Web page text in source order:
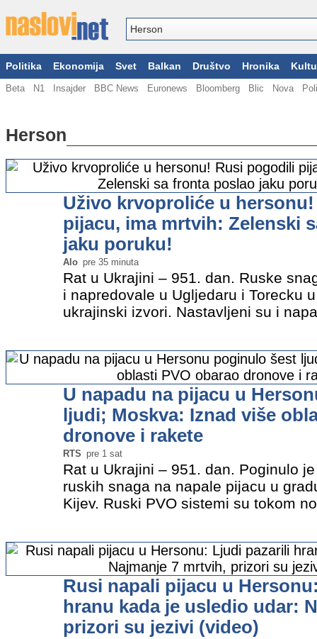
Politika Ekonomija Svet Balkan Društvo Hronika
Beta N1 Insajder BBC News Euronews Bloomberg Blic Nova
Herson
Uživo krvoproliće u
pijacu, ima mrtvih: Zelenski
jaku poruku!
Alo pre 35 minuta
Rat u Ukrajini – 951. dan. Ruske
i napredovale u Ugljedaru i Torecku
ukrajinski izvori. Nastavljeni su i
U napadu na pijacu u
ljudi; Moskva: Iznad više
dronove i rakete
RTS pre 1 sat
Rat u Ukrajini – 951. dan. Poginulo
ruskih snaga na napale pijacu u
Kijev. Ruski PVO sistemi su tokom
Rusi napali pijacu u
hranu kada je usledio udar:
prizori su jezivi (video)